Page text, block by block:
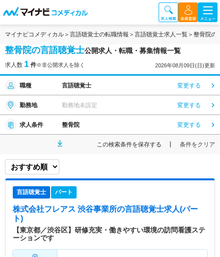
マイナビコメディカル 言語聴覚士の転職情報 言語聴覚士求人一覧 整骨院の
整骨院の言語聴覚士公開求人・転職・募集情報一覧
求人数 1 件※非公開求人を除く 2026年08月09日(日)更新
職種 言語聴覚士 変更する
勤務地 勤務地未設定 変更する
求人条件 整骨院 変更する
この検索条件を保存する 条件をクリア
言語聴覚士 パート
株式会社フレアス 渋谷事業所の言語聴覚士求人(パー
ト)
【東京都／渋谷区】研修充実・働きやすい環境の訪問看護ステ
ーションです